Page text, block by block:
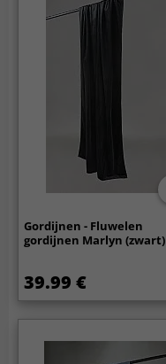
Gordijnen - Fluwelen
gordijnen Marlyn (zwart)
39.99 €